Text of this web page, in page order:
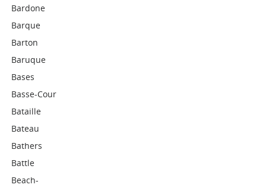
Bardone
Barque
Barton
Baruque
Bases
Basse-Cour
Bataille
Bateau
Bathers
Battle
Beach-